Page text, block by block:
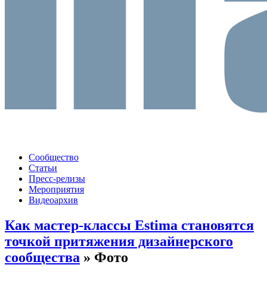
Сообщество
Статьи
Пресс-релизы
Мероприятия
Видеоархив
Как мастер-классы Estima становятся
точкой притяжения дизайнерского
сообщества » Фото